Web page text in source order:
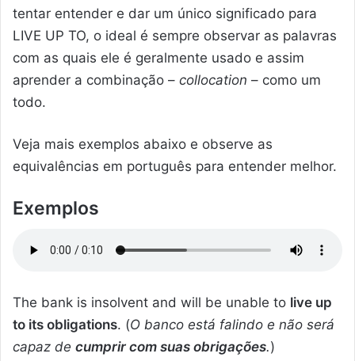
tentar entender e dar um único significado para
LIVE UP TO, o ideal é sempre observar as palavras
com as quais ele é geralmente usado e assim
aprender a combinação – collocation – como um
todo.
Veja mais exemplos abaixo e observe as
equivalências em português para entender melhor.
Exemplos
The bank is insolvent and will be unable to live up
to its obligations. (O banco está falindo e não será
capaz de cumprir com suas obrigações.)